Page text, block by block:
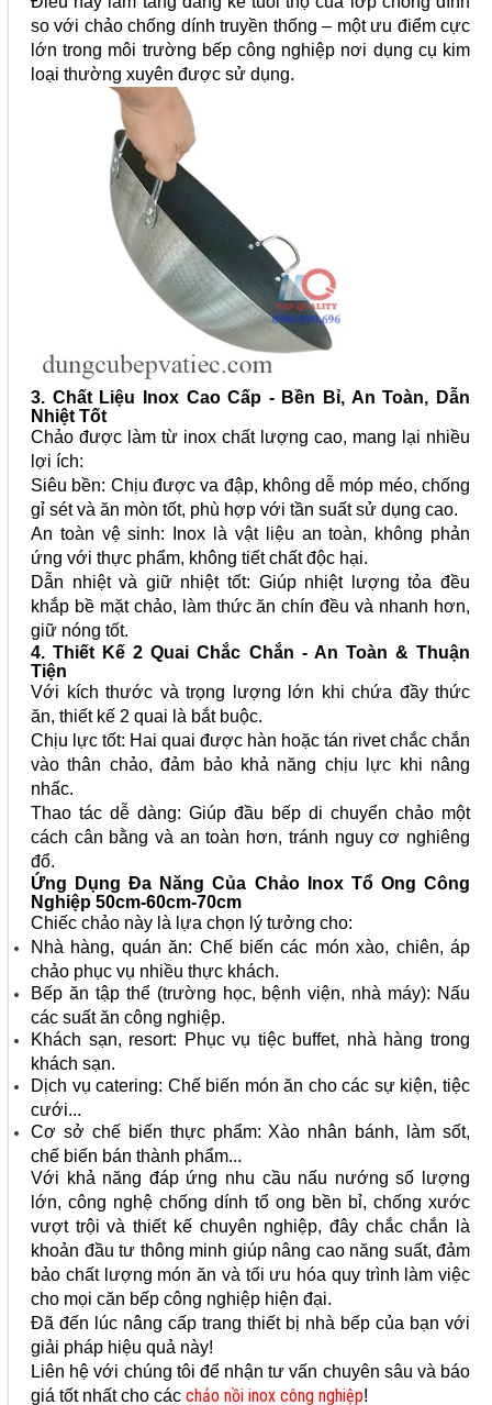
so với chảo chống dính truyền thống – một ưu điểm cực
lớn trong môi trường bếp công nghiệp nơi dụng cụ kim
loại thường xuyên được sử dụng.
3. Chất Liệu Inox Cao Cấp - Bền Bỉ, An Toàn, Dẫn
Nhiệt Tốt
Chảo được làm từ inox chất lượng cao, mang lại nhiều
lợi ích:
Siêu bền: Chịu được va đập, không dễ móp méo, chống
gỉ sét và ăn mòn tốt, phù hợp với tần suất sử dụng cao.
An toàn vệ sinh: Inox là vật liệu an toàn, không phản
ứng với thực phẩm, không tiết chất độc hại.
Dẫn nhiệt và giữ nhiệt tốt: Giúp nhiệt lượng tỏa đều
khắp bề mặt chảo, làm thức ăn chín đều và nhanh hơn,
giữ nóng tốt.
4. Thiết Kế 2 Quai Chắc Chắn - An Toàn & Thuận
Tiện
Với kích thước và trọng lượng lớn khi chứa đầy thức
ăn, thiết kế 2 quai là bắt buộc.
Chịu lực tốt: Hai quai được hàn hoặc tán rivet chắc chắn
vào thân chảo, đảm bảo khả năng chịu lực khi nâng
nhấc.
Thao tác dễ dàng: Giúp đầu bếp di chuyển chảo một
cách cân bằng và an toàn hơn, tránh nguy cơ nghiêng
đổ.
Ứng Dụng Đa Năng Của Chảo Inox Tổ Ong Công
Nghiệp 50cm-60cm-70cm
Chiếc chảo này là lựa chọn lý tưởng cho:
Nhà hàng, quán ăn: Chế biến các món xào, chiên, áp
chảo phục vụ nhiều thực khách.
Bếp ăn tập thể (trường học, bệnh viện, nhà máy): Nấu
các suất ăn công nghiệp.
Khách sạn, resort: Phục vụ tiệc buffet, nhà hàng trong
khách sạn.
Dịch vụ catering: Chế biến món ăn cho các sự kiện, tiệc
cưới...
Cơ sở chế biến thực phẩm: Xào nhân bánh, làm sốt,
chế biến bán thành phẩm...
Với khả năng đáp ứng nhu cầu nấu nướng số lượng
lớn, công nghệ chống dính tổ ong bền bỉ, chống xước
vượt trội và thiết kế chuyên nghiệp, đây chắc chắn là
khoản đầu tư thông minh giúp nâng cao năng suất, đảm
bảo chất lượng món ăn và tối ưu hóa quy trình làm việc
cho mọi căn bếp công nghiệp hiện đại.
Đã đến lúc nâng cấp trang thiết bị nhà bếp của bạn với
giải pháp hiệu quả này!
Liên hệ với chúng tôi để nhận tư vấn chuyên sâu và báo
giá tốt nhất cho các chảo nồi inox công nghiệp!